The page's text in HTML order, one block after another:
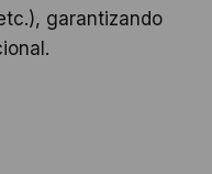
garantizando